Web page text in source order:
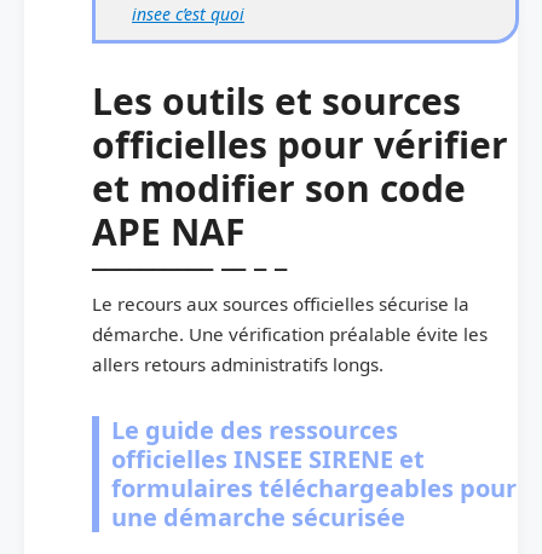
insee c’est quoi
Les outils et sources
officielles pour vérifier
et modifier son code
APE NAF
Le recours aux sources officielles sécurise la
démarche. Une vérification préalable évite les
allers retours administratifs longs.
Le guide des ressources
officielles INSEE SIRENE et
formulaires téléchargeables pour
une démarche sécurisée